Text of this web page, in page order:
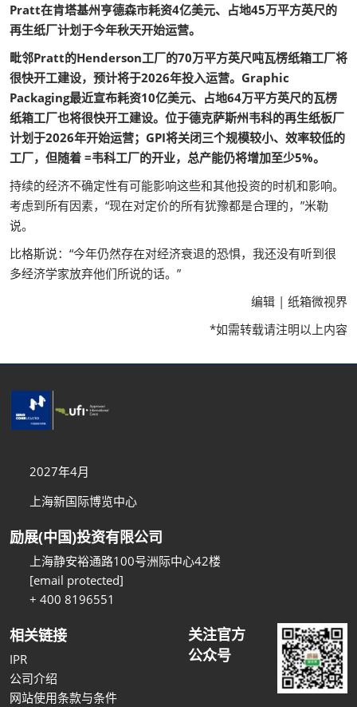
Pratt在肯塔基州亨德森市耗资4亿美元、占地45万平方英尺的
再生纸厂计划于今年秋天开始运营。
毗邻Pratt的Henderson工厂的70万平方英尺吨瓦楞纸箱工厂将
很快开工建设，预计将于2026年投入运营。Graphic
Packaging最近宣布耗资10亿美元、占地64万平方英尺的瓦楞
纸箱工厂也将很快开工建设。位于德克萨斯州韦科的再生纸板厂
计划于2026年开始运营；GPI将关闭三个规模较小、效率较低的
工厂，但随着 =韦科工厂的开业，总产能仍将增加至少5%。
持续的经济不确定性有可能影响这些和其他投资的时机和影响。
考虑到所有因素，“现在对定价的所有犹豫都是合理的，”米勒
说。
比格斯说：“今年仍然存在对经济衰退的恐惧，我还没有听到很
多经济学家放弃他们所说的话。”
编辑 | 纸箱微视界
*如需转载请注明以上内容
2027年4月
上海新国际博览中心
励展(中国)投资有限公司
上海静安裕通路100号洲际中心42楼
[email protected]
+ 400 8196551
相关链接
IPR
公司介绍
网站使用条款与条件
关注官方
公众号